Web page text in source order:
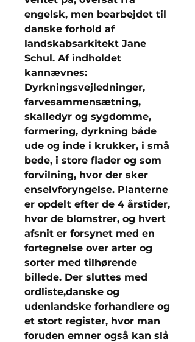
engelsk, men bearbejdet til
danske forhold af
landskabsarkitekt Jane
Schul. Af indholdet
kannævnes:
Dyrkningsvejledninger,
farvesammensætning,
skalledyr og sygdomme,
formering, dyrkning både
ude og inde i krukker, i små
bede, i store flader og som
forvilning, hvor der sker
enselvforyngelse. Planterne
er opdelt efter de 4 årstider,
hvor de blomstrer, og hvert
afsnit er forsynet med en
fortegnelse over arter og
sorter med tilhørende
billede. Der sluttes med
ordliste,danske og
udenlandske forhandlere og
et stort register, hvor man
foruden emner også kan slå